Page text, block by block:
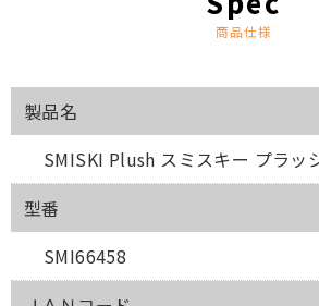
商品仕様
製品名
SMISKI Plush スミスキー プラッ
型番
SMI66458